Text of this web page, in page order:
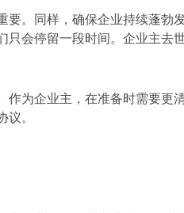
要。同样，确保企业持续蓬勃
只会停留一段时间。企业主去
为企业主，在准备时需要更
。